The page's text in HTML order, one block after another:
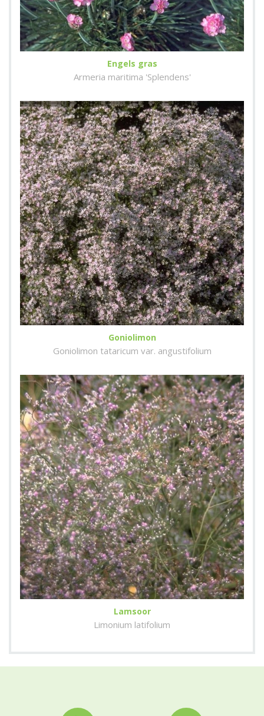
Engels gras
Armeria maritima 'Splendens'
Goniolimon
Goniolimon tataricum var. angustifolium
Lamsoor
Limonium latifolium